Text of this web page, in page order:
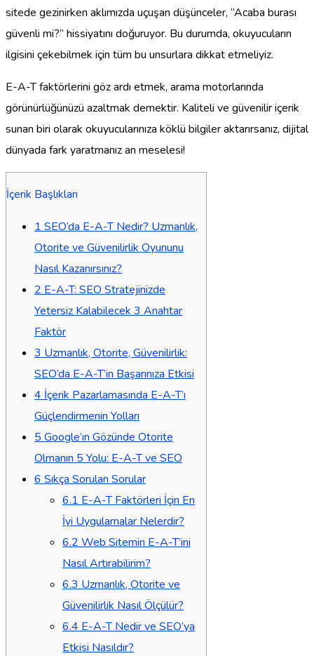
sitede gezinirken aklımızda uçuşan düşünceler, “Acaba burası
güvenli mi?” hissiyatını doğuruyor. Bu durumda, okuyucuların
ilgisini çekebilmek için tüm bu unsurlara dikkat etmeliyiz.
E-A-T faktörlerini göz ardı etmek, arama motorlarında
görünürlüğünüzü azaltmak demektir. Kaliteli ve güvenilir içerik
sunan biri olarak okuyucularınıza köklü bilgiler aktarırsanız, dijital
dünyada fark yaratmanız an meselesi!
İçerik Başlıkları
1 SEO’da E-A-T Nedir? Uzmanlık,
Otorite ve Güvenilirlik Oyununu
Nasıl Kazanırsınız?
2 E-A-T: SEO Stratejinizde
Yetersiz Kalabilecek 3 Anahtar
Faktör
3 Uzmanlık, Otorite, Güvenilirlik:
SEO’da E-A-T’in Başarınıza Etkisi
4 İçerik Pazarlamasında E-A-T’ı
Güçlendirmenin Yolları
5 Google’ın Gözünde Otorite
Olmanın 5 Yolu: E-A-T ve SEO
6 Sıkça Sorulan Sorular
6.1 E-A-T Faktörleri İçin En
İyi Uygulamalar Nelerdir?
6.2 Web Sitemin E-A-T’ini
Nasıl Artırabilirim?
6.3 Uzmanlık, Otorite ve
Güvenilirlik Nasıl Ölçülür?
6.4 E-A-T Nedir ve SEO’ya
Etkisi Nasıldır?